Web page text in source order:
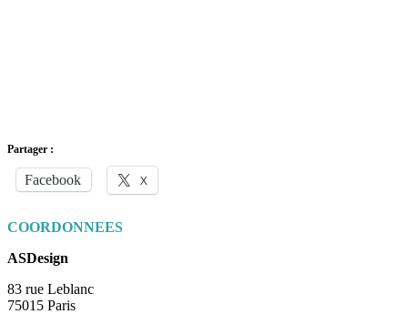
Partager :
Facebook X
COORDONNEES
ASDesign
83 rue Leblanc
75015 Paris